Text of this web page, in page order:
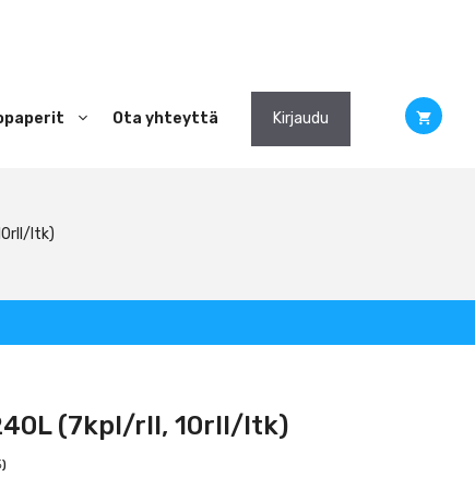
Ota yhteyttä Kirjaudu
ltk)
(7kpl/rll, 10rll/ltk)